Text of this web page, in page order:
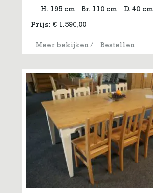
H. 195 cm Br. 110 cm D. 40 cm
Prijs: € 1.590,00
Meer bekijken/ Bestellen